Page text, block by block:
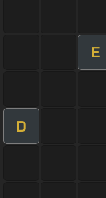
E
D